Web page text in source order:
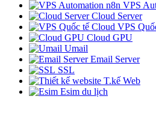
VPS
Cloud Server
Cloud VPS
Cloud GPU
Umail
Email Server
SSL
T.kế Web
Esim du lịch